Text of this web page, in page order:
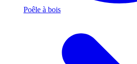
Poêle à bois